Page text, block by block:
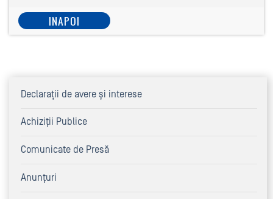
INAPOI
Declaraţii de avere şi interese
Achiziţii Publice
Comunicate de Presă
Anunțuri